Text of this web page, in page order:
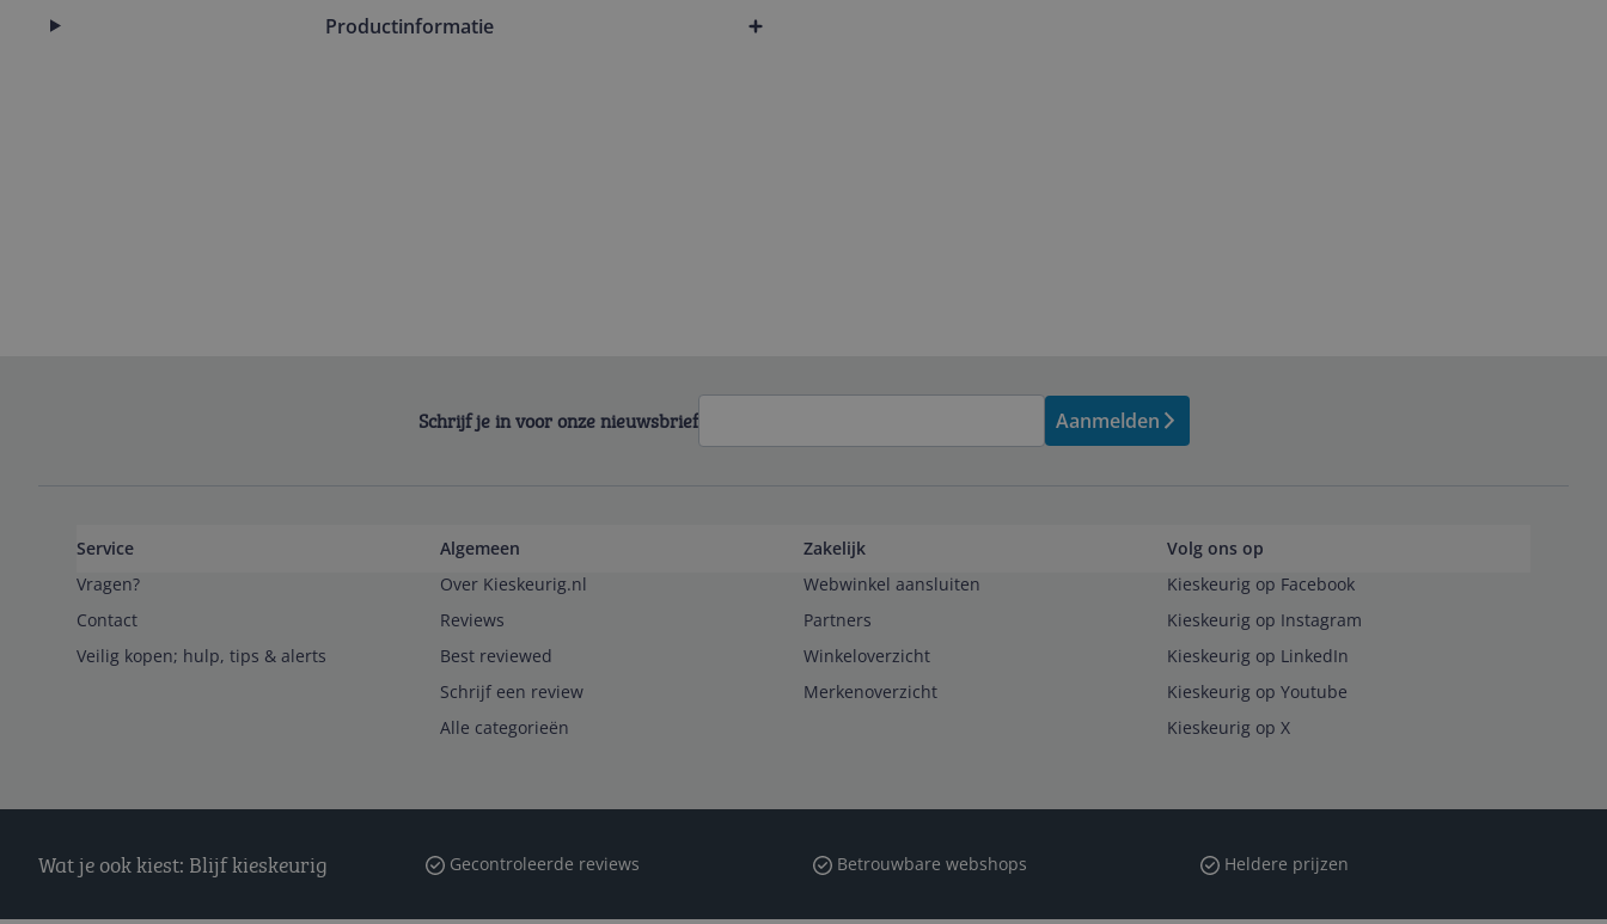
Productinformatie
Schrijf je in voor onze nieuwsbrief Aanmelden
Service
Vragen?
Contact
Veilig kopen; hulp, tips & alerts
Algemeen
Over Kieskeurig.nl
Reviews
Best reviewed
Schrijf een review
Alle categorieën
Zakelijk
Webwinkel aansluiten
Partners
Winkeloverzicht
Merkenoverzicht
Volg ons op
Kieskeurig op Facebook
Kieskeurig op Instagram
Kieskeurig op LinkedIn
Kieskeurig op Youtube
Kieskeurig op X
Wat je ook kiest: Blijf kieskeurig Gecontroleerde reviews Betrouwbare webshops Heldere prijzen